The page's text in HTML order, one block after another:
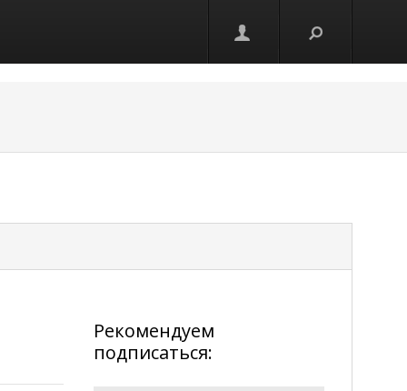
Рекомендуем
подписаться: